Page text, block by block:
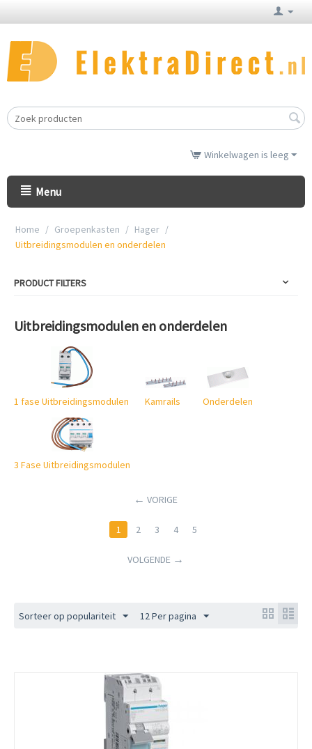
Winkelwagen is leeg
Menu
Home / Groepenkasten / Hager /
Uitbreidingsmodulen en onderdelen
PRODUCT FILTERS
Uitbreidingsmodulen en onderdelen
1 fase Uitbreidingsmodulen Kamrails Onderdelen
3 Fase Uitbreidingsmodulen
VORIGE
1 2 3 4 5
VOLGENDE
Sorteer op populariteit 12 Per pagina